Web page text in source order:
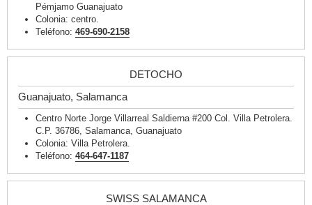
Pémjamo Guanajuato
Colonia: centro.
Teléfono: 469-690-2158
DETOCHO
Guanajuato, Salamanca
Centro Norte Jorge Villarreal Saldierna #200 Col. Villa Petrolera.
C.P. 36786, Salamanca, Guanajuato
Colonia: Villa Petrolera.
Teléfono: 464-647-1187
SWISS SALAMANCA